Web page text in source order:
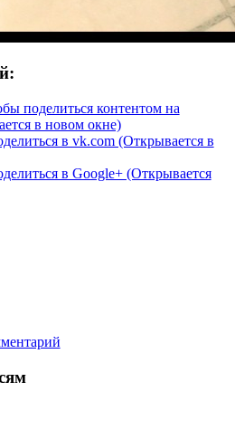
поделиться контентом на
в новом окне)
в vk.com (Открывается в
в Google+ (Открывается